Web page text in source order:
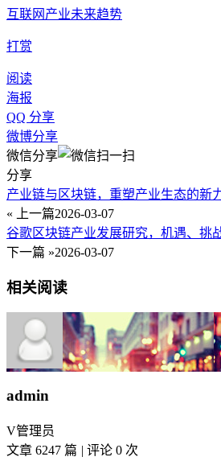
互联网产业未来趋势
打赏
阅读
海报
QQ 分享
微博分享
微信分享
分享
产业链与区块链，重塑产业生态的新
« 上一篇2026-03-07
谷歌区块链产业发展研究，机遇、挑
下一篇 »2026-03-07
相关阅读
admin
V管理员
文章 6247 篇 | 评论 0 次